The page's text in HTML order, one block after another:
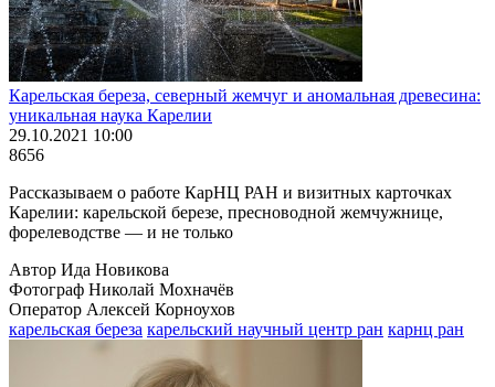
Карельская береза, северный жемчуг и аномальная древесина:
уникальная наука Карелии
29.10.2021 10:00
8656
Рассказываем о работе КарНЦ РАН и визитных карточках
Карелии: карельской березе, пресноводной жемчужнице,
форелеводстве — и не только
Автор Ида Новикова
Фотограф Николай Мохначёв
Оператор Алексей Корноухов
карельская береза карельский научный центр ран карнц ран